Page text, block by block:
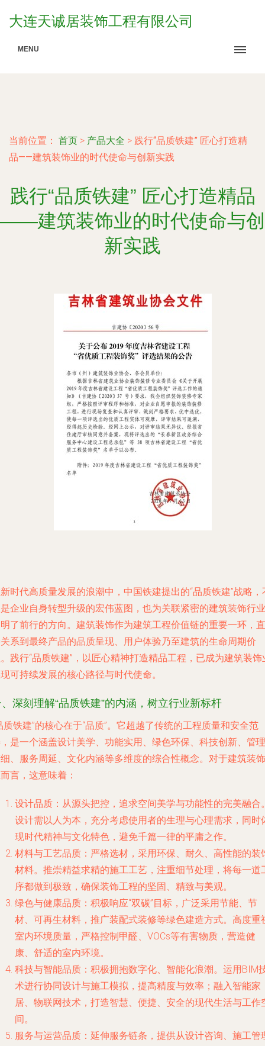
大连天诚居装饰工程有限公司
MENU
当前位置： 首页 > 产品大全 > 践行“品质铁建” 匠心打造精
品——建筑装饰业的时代使命与创新实践
践行“品质铁建” 匠心打造精品
——建筑装饰业的时代使命与创
新实践
时代高质量发展的浪潮中，中国铁建提出的“品质铁建”战略，
企业自身转型升级的宏伟蓝图，也为关联紧密的建筑装饰行业
了前行的方向。建筑装饰作为建筑工程价值链的重要一环，直
系到最终产品的品质呈现、用户体验乃至建筑的生命周期价
践行“品质铁建”，以匠心精神打造精品工程，已成为建筑装饰
可持续发展的核心路径与时代使命。
深刻理解“品质铁建”的内涵，树立行业新标杆
质铁建”的核心在于“品质”。它超越了传统的工程质量和安全范
是一个涵盖设计美学、功能实用、绿色环保、科技创新、管理
、服务周延、文化内涵等多维度的综合性概念。对于建筑装饰
言，这意味着：
设计品质 ：从源头把控，追求空间美学与功能性的完美融合
设计需以人为本，充分考虑使用者的生理与心理需求，同时
现时代精神与文化特色，避免千篇一律的平庸之作。
材料与工艺品质 ：严格选材，采用环保、耐久、高性能的装
材料。推崇精益求精的施工工艺，注重细节处理，将每一道
序都做到极致，确保装饰工程的坚固、精致与美观。
绿色与健康品质 ：积极响应“双碳”目标，广泛采用节能、节
材、可再生材料，推广装配式装修等绿色建造方式。高度重
室内环境质量，严格控制甲醛、VOCs等有害物质，营造健
康、舒适的室内环境。
科技与智能品质 ：积极拥抱数字化、智能化浪潮。运用BIM
术进行协同设计与施工模拟，提高精度与效率；融入智能家
居、物联网技术，打造智慧、便捷、安全的现代生活与工作
间。
服务与运营品质 ：延伸服务链条，提供从设计咨询、施工管